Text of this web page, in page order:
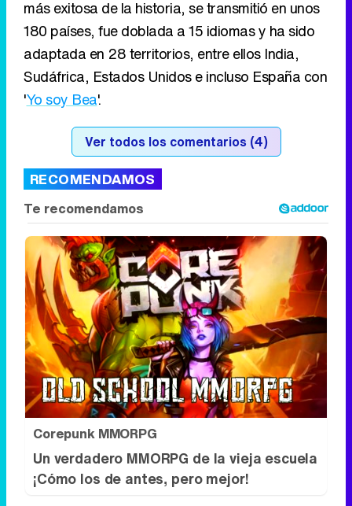
más exitosa de la historia, se transmitió en unos
180 países, fue doblada a 15 idiomas y ha sido
adaptada en 28 territorios, entre ellos India,
Sudáfrica, Estados Unidos e incluso España con
'Yo soy Bea'.
Ver todos los comentarios (4)
RECOMENDAMOS
Corepunk MMORPG
Un verdadero MMORPG de la vieja escuela
¡Cómo los de antes, pero mejor!